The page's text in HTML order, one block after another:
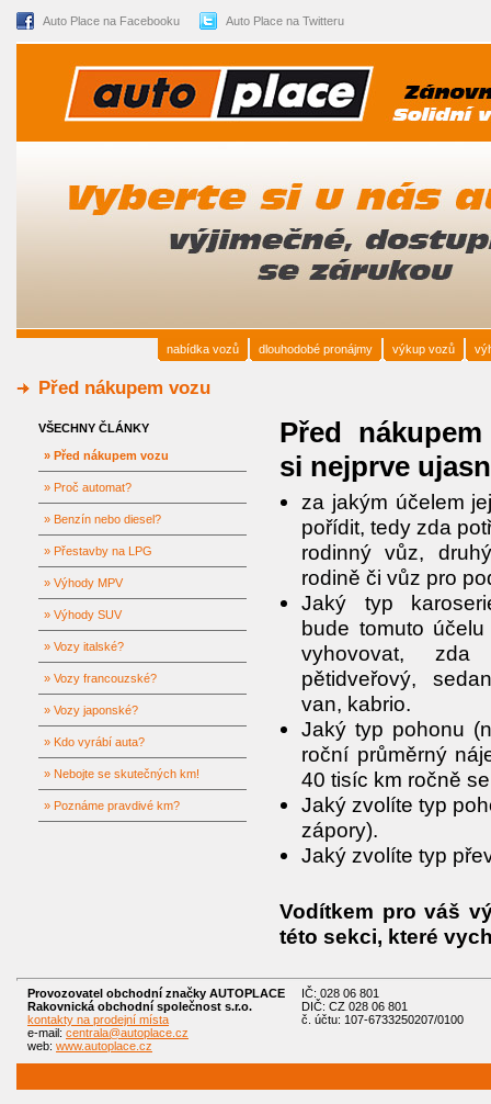
Auto Place na Facebooku Auto Place na Twitteru
výkup vozů
dlouhodobé pronájmy
nabídka vozů
Před nákupem vozu
VŠECHNY ČLÁNKY
» Před nákupem vozu
» Proč automat?
» Benzín nebo diesel?
» Přestavby na LPG
» Výhody MPV
» Výhody SUV
» Vozy italské?
» Vozy francouzské?
» Vozy japonské?
» Kdo vyrábí auta?
» Nebojte se skutečných km!
» Poznáme pravdivé km?
Před
si nejprve
za jakým účelem
pořídit, tedy zda
rodinný vůz,
rodině či vůz pro
Jaký typ
bude tomuto
vyhovovat, zda
pětidveřový,
van, kabrio.
Jaký typ pohonu
roční průměrný
40 tisíc km ročně
Jaký zvolíte typ
zápory).
Jaký zvolíte typ
Vodítkem pro váš
této sekci, které
Provozovatel obchodní značky AUTOPLACE
Rakovnická obchodní společnost s.r.o.
kontakty na prodejní místa
e-mail: centrala@autoplace.cz
web: www.autoplace.cz
IČ: 028 06 801
DIČ: CZ 028 06 801
č. účtu: 107-6733250207/0100